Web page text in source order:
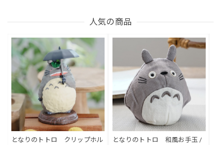
人気の商品
となりのトトロ クリップホル
となりのトトロ 和風お手玉 /